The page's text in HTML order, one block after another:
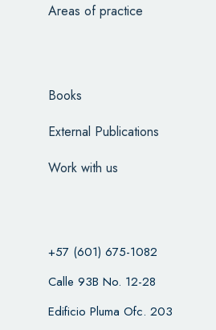
Areas of practice
Books
External Publications
Work with us
+57 (601) 675-1082
Calle 93B No. 12-28
Edificio Pluma Ofc. 203